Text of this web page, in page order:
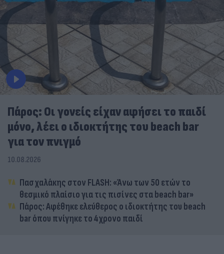
Πάρος: Οι γονείς είχαν αφήσει το παιδί
μόνο, λέει ο ιδιοκτήτης του beach bar
για τον πνιγμό
10.08.2026
Πασχαλάκης στον FLASH: «Άνω των 50 ετών το
θεσμικό πλαίσιο για τις πισίνες στα beach bar»
Πάρος: Αφέθηκε ελεύθερος ο ιδιοκτήτης του beach
bar όπου πνίγηκε το 4χρονο παιδί